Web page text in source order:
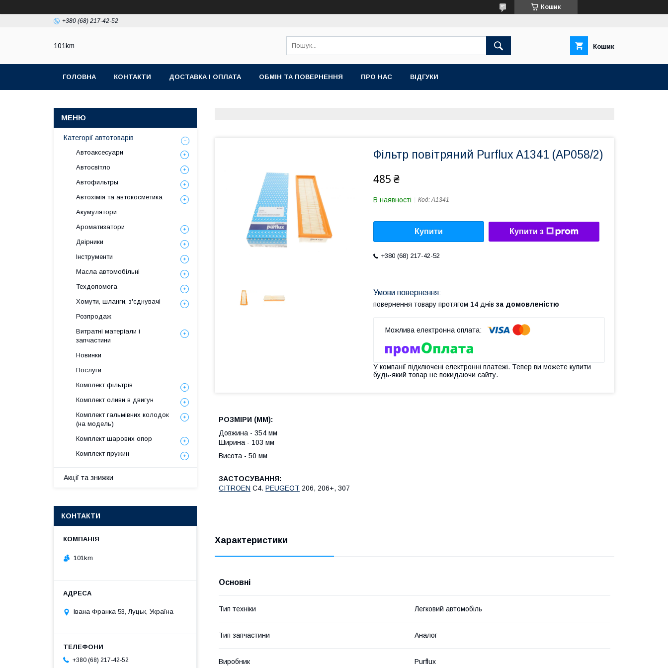
Кошик
+380 (68) 217-42-52
101km Кошик
ГОЛОВНА КОНТАКТИ ДОСТАВКА І ОПЛАТА ОБМІН ТА ПОВЕРНЕННЯ ПРО НАС ВІДГУКИ
Фільтр повітряний Purflux A1341 (AP058/2)
485 ₴
В наявності Код:A1341
Купити Купити з
+380 (68) 217-42-52
повернення товару протягом 14 днів за домовленістю
У компанії підключені електронні платежі. Тепер ви можете купити
будь-який товар не покидаючи сайту.
РОЗМІРИ (MM):
Довжина - 354 мм
Ширина - 103 мм
Висота - 50 мм
ЗАСТОСУВАННЯ:
CITROEN C4. PEUGEOT 206, 206+, 307
Характеристики
Основні
Тип техніки Легковий автомобіль
Тип запчастини Аналог
Виробник Purflux
Категорії автотоварів
Автоаксесуари
Автосвітло
Автофильтры
Автохімія та автокосметика
Акумулятори
Ароматизатори
Двірники
Інструменти
Масла автомобільні
Техдопомога
Хомути, шланги, з'єднувачі
Розпродаж
Витратні матеріали і
запчастини
Новинки
Послуги
Комплект фільтрів
Комплект оливи в двигун
Комплект гальмівних колодок
(на модель)
Комплект шарових опор
Комплект пружин
Акції та знижки
КОНТАКТИ
101km
Івана Франка 53, Луцьк, Україна
+380 (68) 217-42-52